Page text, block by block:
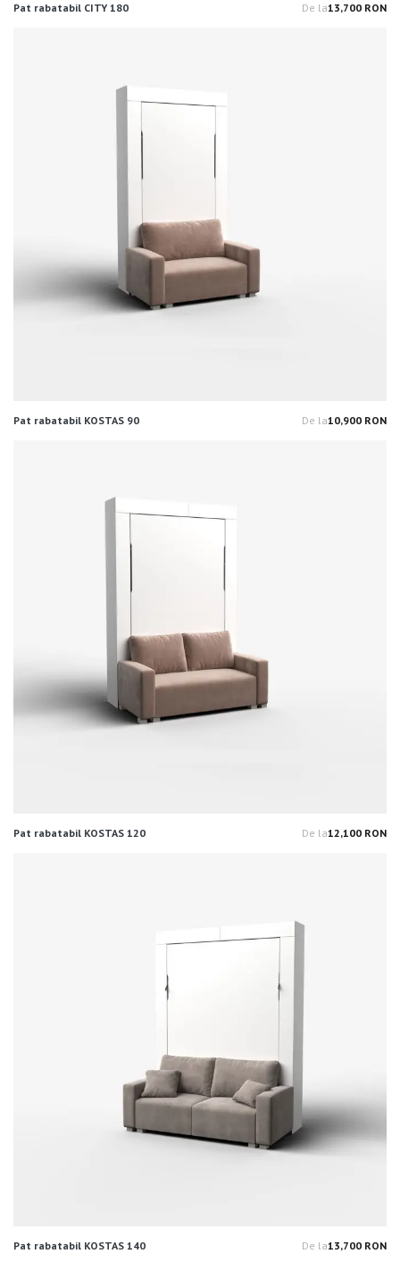
Pat rabatabil CITY 180 De la13,700 RON
Pat rabatabil KOSTAS 90 De la10,900 RON
Pat rabatabil KOSTAS 120 De la12,100 RON
Pat rabatabil KOSTAS 140 De la13,700 RON